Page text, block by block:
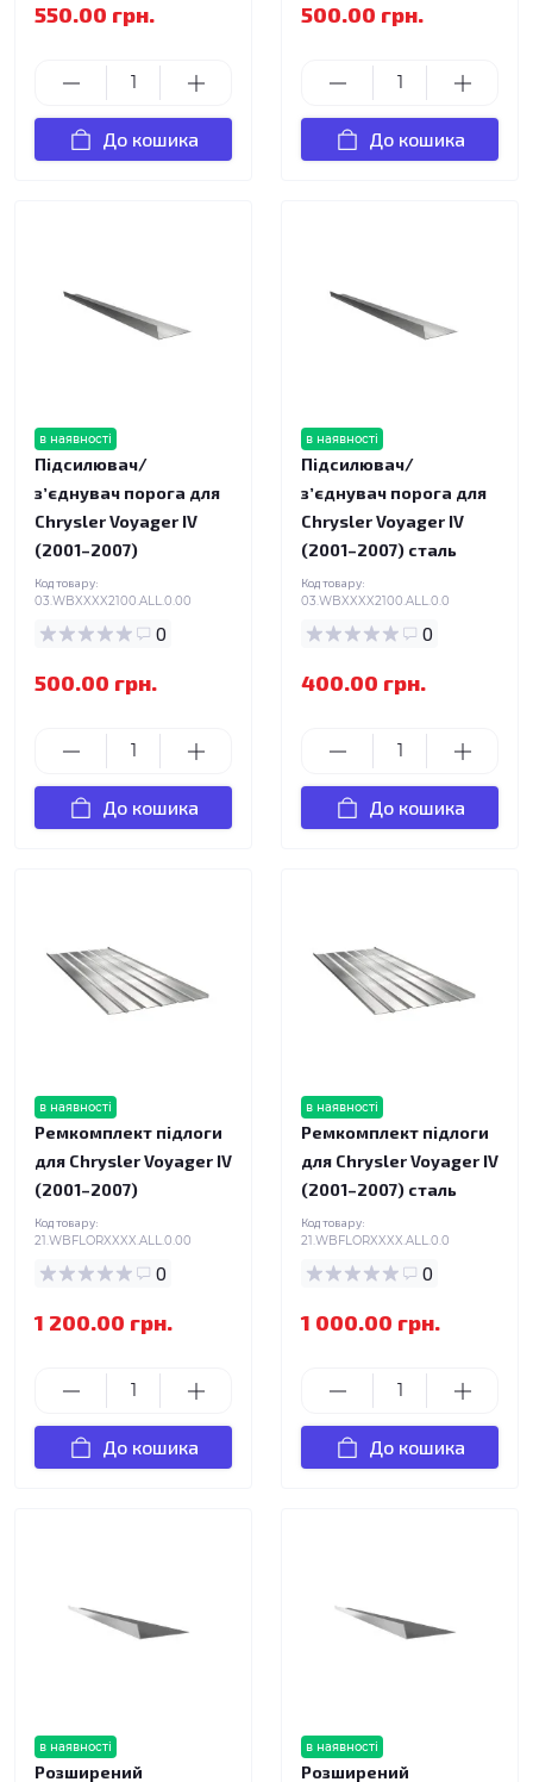
550.00 грн.
До кошика
500.00 грн.
До кошика
в наявності
Підсилювач/
зʼєднувач порога для
Chrysler Voyager IV
(2001–2007)
Код товару:
03.WBXXXX2100.ALL.0.00
0
500.00 грн.
До кошика
в наявності
Підсилювач/
зʼєднувач порога для
Chrysler Voyager IV
(2001–2007) сталь
Код товару:
03.WBXXXX2100.ALL.0.0
0
400.00 грн.
До кошика
в наявності
Ремкомплект підлоги
для Chrysler Voyager IV
(2001–2007)
Код товару:
21.WBFLORXXXX.ALL.0.00
0
1 200.00 грн.
До кошика
в наявності
Ремкомплект підлоги
для Chrysler Voyager IV
(2001–2007) сталь
Код товару:
21.WBFLORXXXX.ALL.0.0
0
1 000.00 грн.
До кошика
в наявності
Розширений
в наявності
Розширений